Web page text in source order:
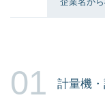
01 計量機